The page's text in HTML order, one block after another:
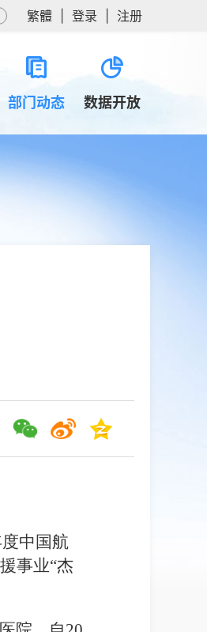
繁體 登录 注册
部门动态 数据开放
中国航
事业“杰